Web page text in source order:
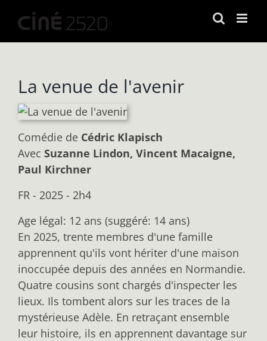
contenu
La venue de l'avenir
Comédie de Cédric Klapisch
Avec Suzanne Lindon, Vincent Macaigne,
Paul Kirchner
FR - 2025 - 2h4
Age légal: 12 ans (suggéré: 14 ans)
En 2025, trente membres d'une famille
apprennent qu'ils vont hériter d'une maison
inoccupée depuis des années en Normandie.
Quatre cousins sont chargés d'inspecter les
lieux. Ils tombent alors sur les traces de la
mystérieuse Adèle. En retraçant ensemble
leur histoire, ils en apprennent davantage sur